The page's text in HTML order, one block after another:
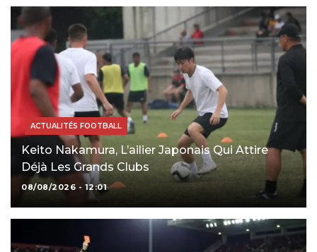
ACTUALITÉS FOOTBALL
Keito Nakamura, L’ailier Japonais Qui Attire
Déjà Les Grands Clubs
08/08/2026 - 12:01